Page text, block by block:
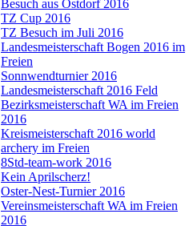
Besuch aus Ostdorf 2016
TZ Cup 2016
TZ Besuch im Juli 2016
Landesmeisterschaft Bogen 2016 im
Freien
Sonnwendturnier 2016
Landesmeisterschaft 2016 Feld
Bezirksmeisterschaft WA im Freien
2016
Kreismeisterschaft 2016 world
archery im Freien
8Std-team-work 2016
Kein Aprilscherz!
Oster-Nest-Turnier 2016
Vereinsmeisterschaft WA im Freien
2016